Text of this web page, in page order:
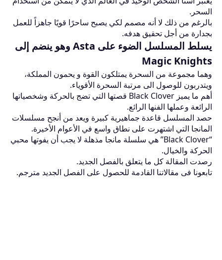
السحر.
بالرغم من ذلك لا أنه مصمم لكي يصبح ساحرًا قويًا جاهزاً للعمل
بجدارة من أجل تحقيق هدفه.
يسلط المسلسل الضوء على Asta وهو ينضم إلى
Magic Knights
وهما مجموعة من السحرة يمتلكون القوة و يحمون المملكة،
ويتدربون للوصول الى مرتبة السحرة الأقوياء.
أهم ما يميز Black Clover قصتها التي تضج بالحركة وشخصياتها
الرائعة وعملها الفنها الرائع.
حصد المسلسل قاعدة جماهيرية كبيرة ويعد من أنجح مسلسلات
المانجا التي اشتهرت على نطاق واسع في الأعوام الأخيرة.
“Black Clover” هي سلسلة مانجا مذهلة لا يجب أن يفوتها محبي
الحركة والخيال.
رصدت المقالة كل ما يتعلق بالفصل الجديد.
تابعونا فى مقالاتنا القادمة للحصول على الفصل الجديد مترجم.